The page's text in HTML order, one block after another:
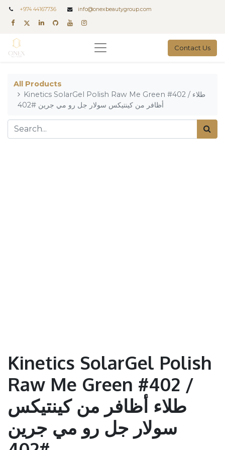
+974 44167736 info@onexbeautygroup.com
Contact Us
All Products
Kinetics SolarGel Polish Raw Me Green #402 / طلاء
أظافر من كينتيكس سولار جل رو مي جرين #402
Kinetics SolarGel Polish
Raw Me Green #402 /
طلاء أظافر من كينتيكس
سولار جل رو مي جرين